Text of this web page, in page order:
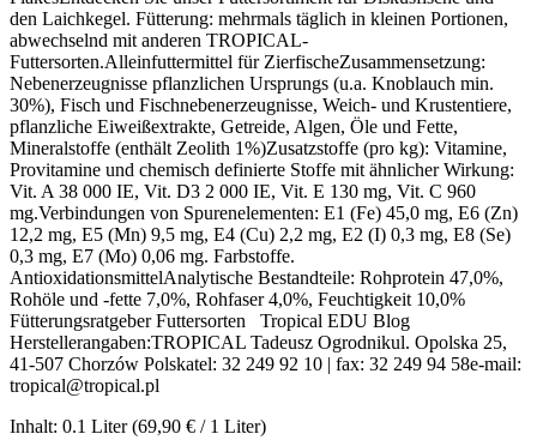
den Laichkegel. Fütterung: mehrmals täglich in kleinen Portionen,
abwechselnd mit anderen TROPICAL-
Futtersorten.Alleinfuttermittel für ZierfischeZusammensetzung:
Nebenerzeugnisse pflanzlichen Ursprungs (u.a. Knoblauch min.
30%), Fisch und Fischnebenerzeugnisse, Weich- und Krustentiere,
pflanzliche Eiweißextrakte, Getreide, Algen, Öle und Fette,
Mineralstoffe (enthält Zeolith 1%)Zusatzstoffe (pro kg): Vitamine,
Provitamine und chemisch definierte Stoffe mit ähnlicher Wirkung:
Vit. A 38 000 IE, Vit. D3 2 000 IE, Vit. E 130 mg, Vit. C 960
mg.Verbindungen von Spurenelementen: E1 (Fe) 45,0 mg, E6 (Zn)
12,2 mg, E5 (Mn) 9,5 mg, E4 (Cu) 2,2 mg, E2 (I) 0,3 mg, E8 (Se)
0,3 mg, E7 (Mo) 0,06 mg. Farbstoffe.
AntioxidationsmittelAnalytische Bestandteile: Rohprotein 47,0%,
Rohöle und -fette 7,0%, Rohfaser 4,0%, Feuchtigkeit 10,0%
Fütterungsratgeber Futtersorten Tropical EDU Blog
Herstellerangaben:TROPICAL Tadeusz Ogrodnikul. Opolska 25,
41-507 Chorzów Polskatel: 32 249 92 10 | fax: 32 249 94 58e-mail:
tropical@tropical.pl
Inhalt: 0.1 Liter(69,90 € / 1 Liter)